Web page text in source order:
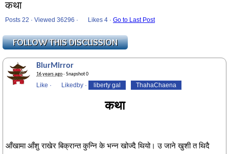
कथा
Posts 22 · Viewed 36296 · Likes 4 · Go to Last Post
BlurMirror
16 years ago· Snapshot 0
Like · Likedby · liberty gal ThahaChaena
कथा
आँखामा आँशु राखेर बिक्रान्त कुन्नि के भन्न खोज्दै थियो। उ जाने खुशी त थिदै